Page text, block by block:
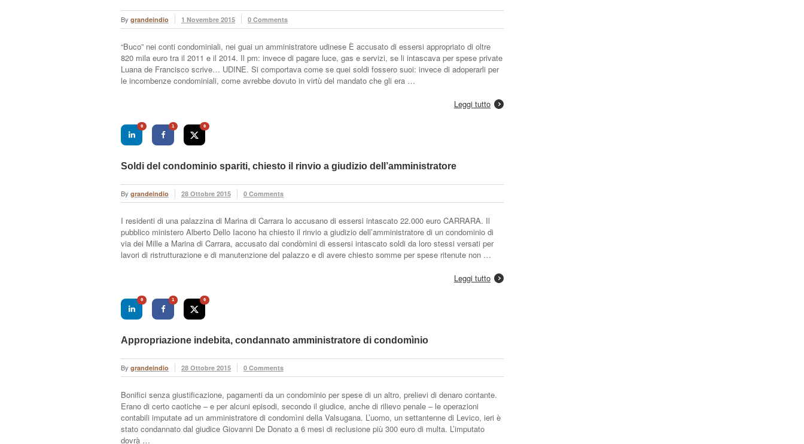
By grandeindio 1 Novembre 2015 0 Comments
“Buco” nei conti condominiali, nei guai un amministratore udinese È accusato di essersi appropriato di oltre
820 mila euro tra il 2011 e il 2014. Il pm: invece di pagare luce, gas e servizi, se li intascava per spese private
Luana de Francisco scrive… UDINE. Si comportava come se quei soldi fossero suoi: invece di adoperarli per
le incombenze condominiali, come avrebbe dovuto in virtù del mandato che gli era …
Leggi tutto
0 1 0
Soldi del condominio spariti, chiesto il rinvio a giudizio dell’amministratore
By grandeindio 28 Ottobre 2015 0 Comments
I residenti di una palazzina di Marina di Carrara lo accusano di essersi intascato 22.000 euro CARRARA. Il
pubblico ministero Alberto Dello Iacono ha chiesto il rinvio a giudizio dell’amministratore di un condominio di
via dei Mille a Marina di Carrara, accusato dai condòmini di essersi intascato soldi da loro stessi versati per
lavori di ristrutturazione e di manutenzione del palazzo e di avere chiesto somme per spese ritenute non …
Leggi tutto
0 1 0
Appropriazione indebita, condannato amministratore di condomìnio
By grandeindio 28 Ottobre 2015 0 Comments
Bonifici senza giustificazione, pagamenti da un condominio per spese di un altro, prelievi di denaro contante.
Erano di certo caotiche – e per alcuni episodi, secondo il giudice, anche di rilievo penale – le operazioni
contabili imputate ad un amministratore di condomìni della Valsugana. L’uomo, un settantenne di Levico, ieri è
stato condannato dal giudice Giovanni De Donato a 6 mesi di reclusione più 300 euro di multa. L’imputato
dovrà …